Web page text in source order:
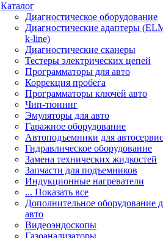
Каталог
Диагностическое оборудование
Диагностические адаптеры
k-line)
Диагностические сканеры
Тестеры электрических цепей
Программаторы для авто
Коррекция пробега
Программаторы ключей авто
Чип-тюнинг
Эмуляторы для авто
Гаражное оборудование
Автоподъемники для
Гидравлическое оборудование
Замена технических жидкостей
Запчасти для подъемников
Индукционные нагреватели
... Показать все
Дополнительное оборудование
авто
Видеоэндоскопы
Газоанализаторы